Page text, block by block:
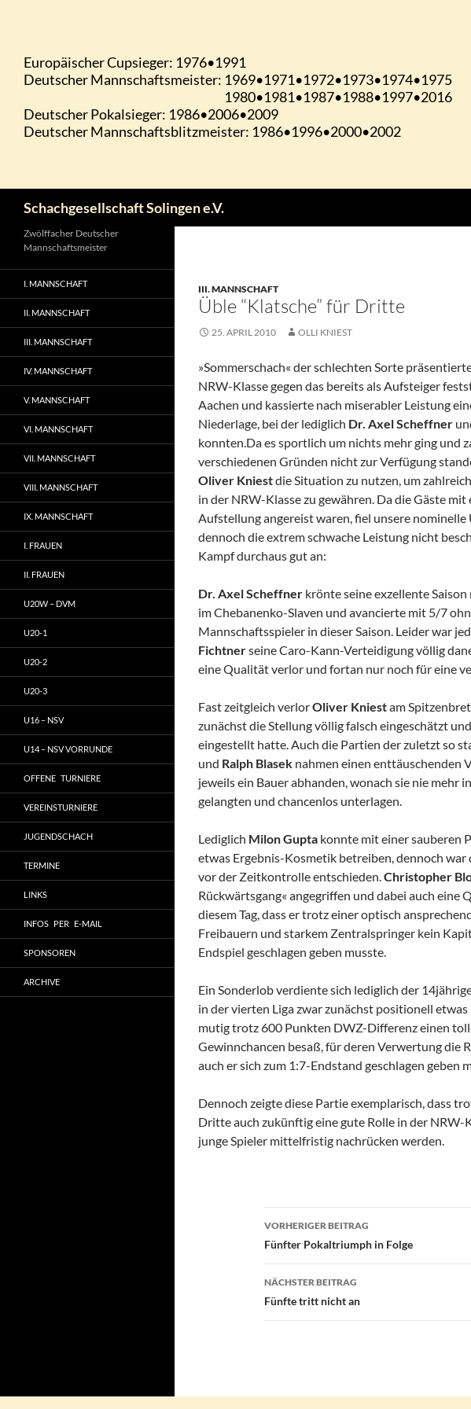
Schachgesellschaft Solingen e.V.
III. MANNSCHAFT
Üble “Klatsche” für Dritte
25. APRIL 2010 OLLI KNIEST
»Sommerschach« der schlechten Sorte
NRW-Klasse gegen das bereits als Aufsteiger
Aachen und kassierte nach miserabler Leistung
Niederlage, bei der lediglich Dr. Axel Scheffner
konnten.Da es sportlich um nichts mehr ging und
verschiedenen Gründen nicht zur Verfügung
Oliver Kniestdie Situation zu nutzen, um
in der NRW-Klasse zu gewähren. Da die Gäste
Aufstellung angereist waren, fiel unsere
dennoch die extrem schwache Leistung nicht
Kampf durchaus gut an:
Dr. Axel Scheffner krönte seine exzellente
im Chebanenko-Slaven und avancierte mit 5/7
Mannschaftsspieler in dieser Saison. Leider war
Fichtnerseine Caro-Kann-Verteidigung völlig
eine Qualität verlor und fortan nur noch für eine
Fast zeitgleich verlorOliver Kniestam
zunächst die Stellung völlig falsch eingeschätzt
eingestellt hatte. Auch die Partien der zuletzt so
und Ralph Blasek nahmen einen enttäuschenden
jeweils ein Bauer abhanden, wonach sie nie mehr
gelangten und chancenlos unterlagen.
Lediglich Milon Gupta konnte mit einer sauberen
etwas Ergebnis-Kosmetik betreiben, dennoch
vor der Zeitkontrolle entschieden.Christopher
Rückwärtsgang« angegriffen und dabei auch eine
diesem Tag, dass er trotz einer optisch
Freibauern und starkem Zentralspringer kein
Endspiel geschlagen geben musste.
Ein Sonderlob verdiente sich lediglich der
in der vierten Liga zwar zunächst positionell
mutig trotz 600 Punkten DWZ-Differenz einen
Gewinnchancen besaß, für deren Verwertung die
auch er sich zum 1:7-Endstand geschlagen geben
Dennoch zeigte diese Partie exemplarisch, dass
Dritte auch zukünftig eine gute Rolle in der NRW-
junge Spieler mittelfristig nachrücken werden.
Beitragsnavigation
VORHERIGER BEITRAG
Fünfter Pokaltriumph in Folge
NÄCHSTER BEITRAG
Fünfte tritt nicht an
Zwölffacher Deutscher
Mannschaftsmeister
I. MANNSCHAFT
II. MANNSCHAFT
III. MANNSCHAFT
IV. MANNSCHAFT
V. MANNSCHAFT
VI. MANNSCHAFT
VII. MANNSCHAFT
VIII. MANNSCHAFT
IX. MANNSCHAFT
I. FRAUEN
II. FRAUEN
U20W – DVM
U20-1
U20-2
U20-3
U16 – NSV
U14 – NSV VORRUNDE
OFFENE TURNIERE
VEREINSTURNIERE
JUGENDSCHACH
TERMINE
LINKS
INFOS PER E-MAIL
SPONSOREN
ARCHIVE